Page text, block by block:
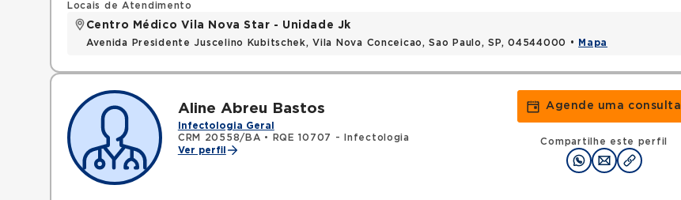
Locais de Atendimento
Centro Médico Vila Nova Star - Unidade Jk
Avenida Presidente Juscelino Kubitschek, Vila Nova Conceicao, Sao Paulo, SP, 04544000 • Mapa
Aline Abreu Bastos
Infectologia Geral
CRM 20558/BA •
RQE 10707 - Infectologia
Ver perfil
Agende uma consulta
Compartilhe este perfil